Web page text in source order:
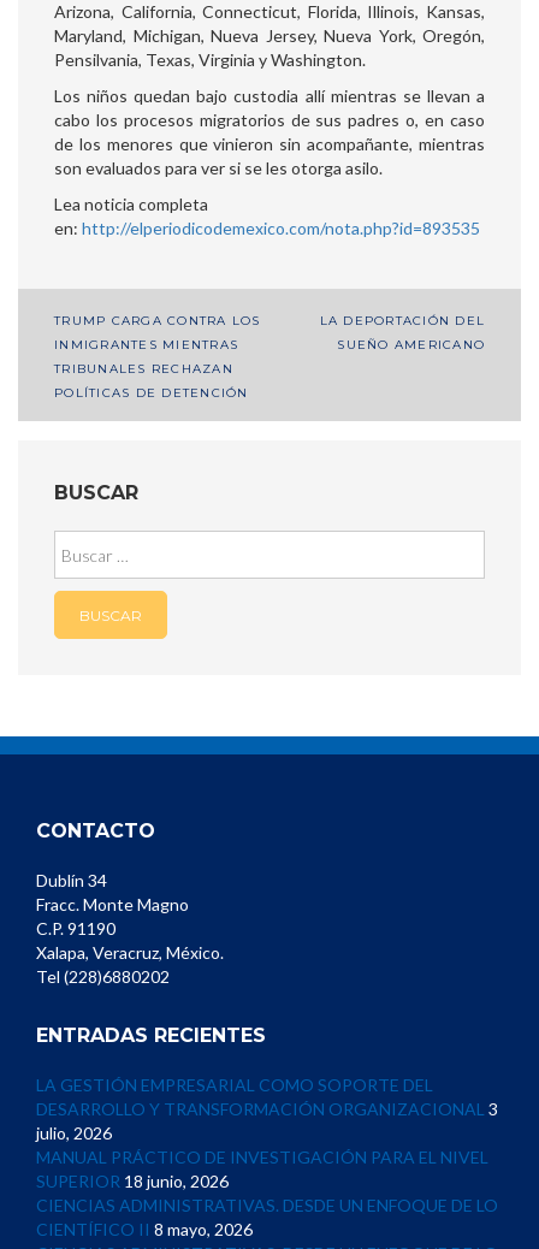
Arizona, California, Connecticut, Florida, Illinois, Kansas,
Maryland, Michigan, Nueva Jersey, Nueva York, Oregón,
Pensilvania, Texas, Virginia y Washington.
Los niños quedan bajo custodia allí mientras se llevan a
cabo los procesos migratorios de sus padres o, en caso
de los menores que vinieron sin acompañante, mientras
son evaluados para ver si se les otorga asilo.
Lea noticia completa
en: http://elperiodicodemexico.com/nota.php?id=893535
Navegación
de
entradas
TRUMP CARGA CONTRA LOS
INMIGRANTES MIENTRAS
TRIBUNALES RECHAZAN
POLÍTICAS DE DETENCIÓN
LA DEPORTACIÓN DEL
SUEÑO AMERICANO
BUSCAR
CONTACTO
Dublín 34
Fracc. Monte Magno
C.P. 91190
Xalapa, Veracruz, México.
Tel (228)6880202
ENTRADAS RECIENTES
LA GESTIÓN EMPRESARIAL COMO SOPORTE DEL
DESARROLLO Y TRANSFORMACIÓN ORGANIZACIONAL 3
julio, 2026
MANUAL PRÁCTICO DE INVESTIGACIÓN PARA EL NIVEL
SUPERIOR 18 junio, 2026
CIENCIAS ADMINISTRATIVAS. DESDE UN ENFOQUE DE LO
CIENTÍFICO II 8 mayo, 2026